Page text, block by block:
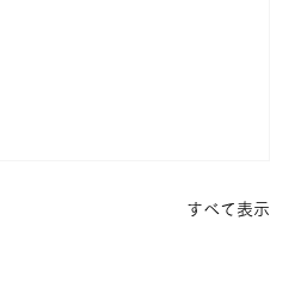
すべて表示